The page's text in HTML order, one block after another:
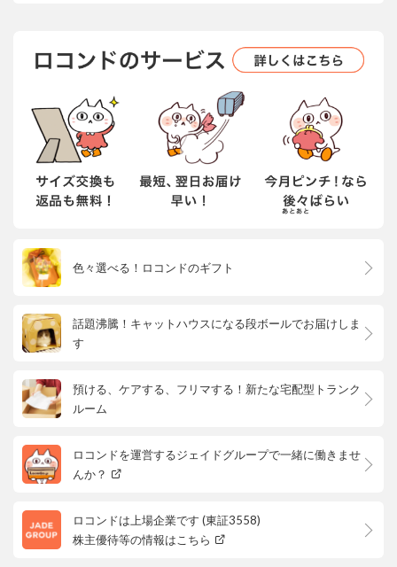
色々選べる！ロコンドのギフト
話題沸騰！キャットハウスになる段ボールでお届けしま
す
預ける、ケアする、フリマする！新たな宅配型トランク
ルーム
ロコンドを運営するジェイドグループで一緒に働きませ
んか？
ロコンドは上場企業です (東証3558)
株主優待等の情報はこちら